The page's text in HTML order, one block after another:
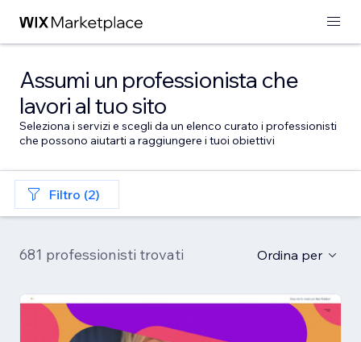
Assumi un professionista che
lavori al tuo sito
Seleziona i servizi e scegli da un elenco curato i professionisti
che possono aiutarti a raggiungere i tuoi obiettivi
Filtro (2)
681 professionisti trovati Ordina per